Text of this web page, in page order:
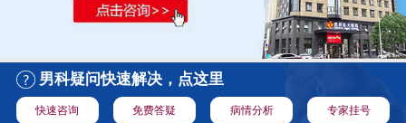
男科疑问快速解决，点这里
快速咨询 免费答疑 病情分析 专家挂号